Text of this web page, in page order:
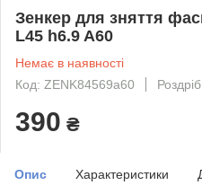
Зенкер для зняття
L45 h6.9 A60
Немає в наявності
Код: ZENK84569a60
Роздріб
390 ₴
Опис Характеристики